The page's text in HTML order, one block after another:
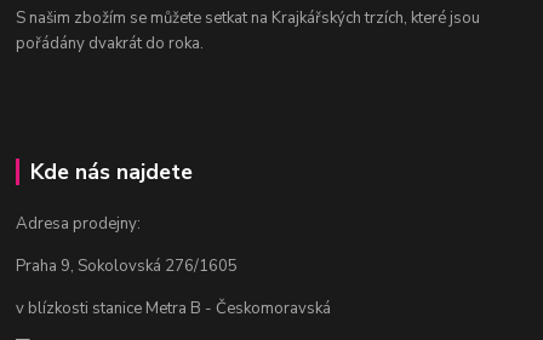
S našim zbožím se můžete setkat na Krajkářských trzích, které jsou
pořádány dvakrát do roka.
Kde nás najdete
Adresa prodejny:
Praha 9, Sokolovská 276/1605
v blízkosti stanice Metra B - Českomoravská